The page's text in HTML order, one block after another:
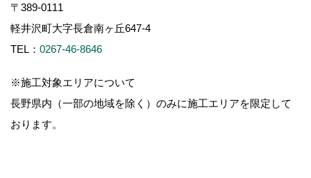
〒389-0111
軽井沢町大字長倉南ヶ丘647-4
TEL： 0267-46-8646
※施工対象エリアについて
長野県内（一部の地域を除く）のみに施工エリアを限定して
おります。